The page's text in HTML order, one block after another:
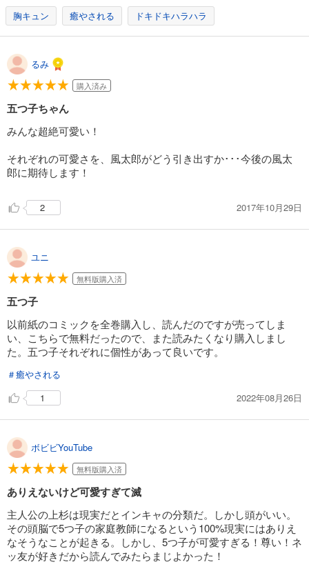
胸キュン 癒やされる ドキドキハラハラ
るみ
購入済み
五つ子ちゃん
みんな超絶可愛い！
それぞれの可愛さを、風太郎がどう引き出すか･･･今後の風太
郎に期待します！
2 2017年10月29日
ユニ
無料版購入済
五つ子
以前紙のコミックを全巻購入し、読んだのですが売ってしま
い、こちらで無料だったので、また読みたくなり購入しまし
た。五つ子それぞれに個性があって良いです。
＃癒やされる
1
2022年08月26日
ボビビYouTube
無料版購入済
ありえないけど可愛すぎて滅
主人公の上杉は現実だとインキャの分類だ。しかし頭がいい。
その頭脳で5つ子の家庭教師になるという100%現実にはありえ
なそうなことが起きる。しかし、5つ子が可愛すぎる！尊い！ネ
ッ友が好きだから読んでみたらまじよかった！